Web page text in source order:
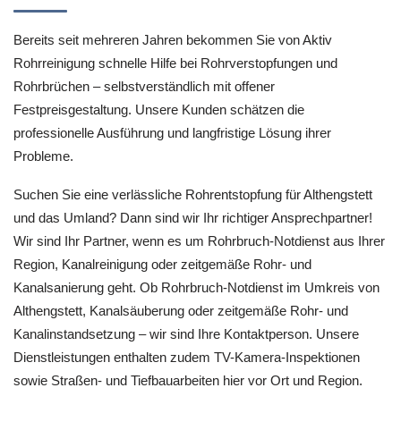
Bereits seit mehreren Jahren bekommen Sie von Aktiv
Rohrreinigung schnelle Hilfe bei Rohrverstopfungen und
Rohrbrüchen – selbstverständlich mit offener
Festpreisgestaltung. Unsere Kunden schätzen die
professionelle Ausführung und langfristige Lösung ihrer
Probleme.
Suchen Sie eine verlässliche Rohrentstopfung für Althengstett
und das Umland? Dann sind wir Ihr richtiger Ansprechpartner!
Wir sind Ihr Partner, wenn es um Rohrbruch-Notdienst aus Ihrer
Region, Kanalreinigung oder zeitgemäße Rohr- und
Kanalsanierung geht. Ob Rohrbruch-Notdienst im Umkreis von
Althengstett, Kanalsäuberung oder zeitgemäße Rohr- und
Kanalinstandsetzung – wir sind Ihre Kontaktperson. Unsere
Dienstleistungen enthalten zudem TV-Kamera-Inspektionen
sowie Straßen- und Tiefbauarbeiten hier vor Ort und Region.